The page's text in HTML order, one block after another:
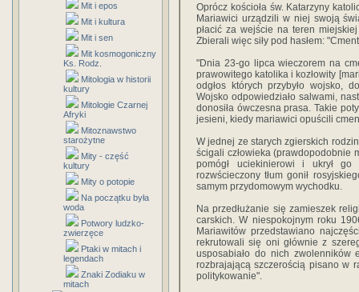
Mit i epos
Mit i kultura
Mit i sen
Mit kosmogoniczny
Ks. Rodz.
Mitologia w historii
kultury
Mitologie Czarnej
Afryki
Mitoznawstwo
starożytne
Mity - część
kultury
Mity o potopie
Na początku była
woda
Potwory ludzko-
zwierzęce
Ptaki w mitach i
legendach
Znaki Zodiaku w
mitach
Oprócz kościoła św. Katarzyny
Mariawici urządzili w niej swoją
płacić za wejście na teren
Zbierali więc siły pod hasłem:
"Dnia 23-go lipca wieczorem na
prawowitego katolika i kozłowity
odgłos których przybyło wojsko,
Wojsko odpowiedziało salwami,
donosiła ówczesna prasa. Takie
jesieni, kiedy mariawici opuścili
W jednej ze starych zgierskich
ścigali człowieka (prawdopodobnie
pomógł uciekinierowi i ukrył
rozwścieczony tłum gonił
samym przydomowym wychodku.
Na przedłużanie się zamieszek
carskich. W niespokojnym roku
Mariawitów przedstawiano
rekrutowali się oni głównie z
usposabiało do nich
rozbrajającą szczerością pisano w
politykowanie".